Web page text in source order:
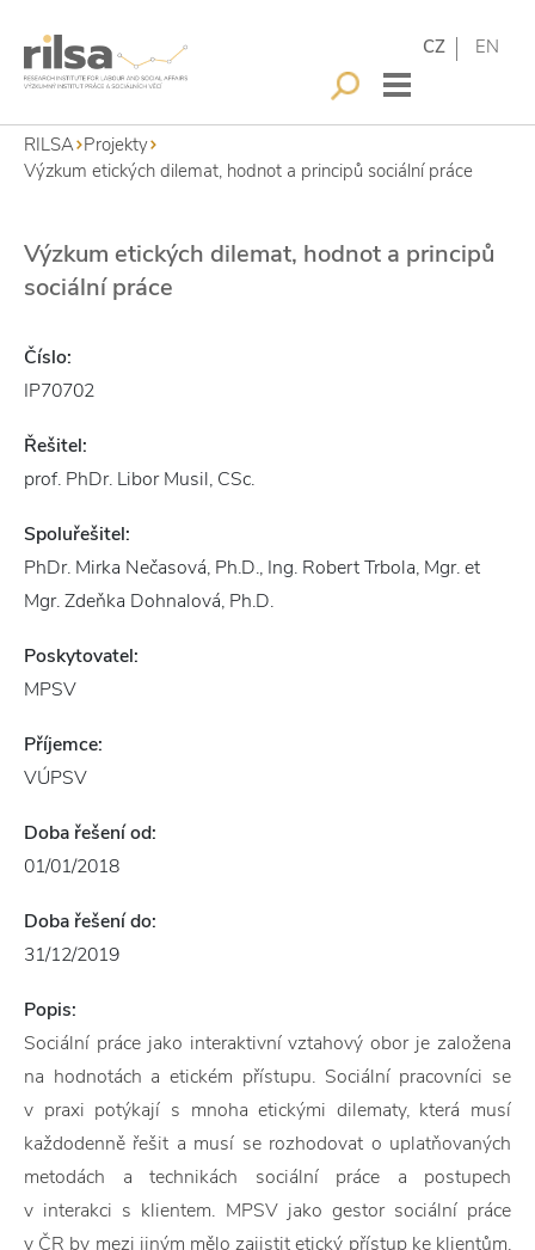
CZ EN
RILSA Projekty
Výzkum etických dilemat, hodnot a principů sociální práce
Výzkum etických dilemat, hodnot a principů
sociální práce
Číslo:
IP70702
Řešitel:
prof. PhDr. Libor Musil, CSc.
Spoluřešitel:
PhDr. Mirka Nečasová, Ph.D., Ing. Robert Trbola, Mgr. et
Mgr. Zdeňka Dohnalová, Ph.D.
Poskytovatel:
MPSV
Příjemce:
VÚPSV
Doba řešení od:
01/01/2018
Doba řešení do:
31/12/2019
Popis:
Sociální práce jako interaktivní vztahový obor je založena
na hodnotách a etickém přístupu. Sociální pracovníci se
v praxi potýkají s mnoha etickými dilematy, která musí
každodenně řešit a musí se rozhodovat o uplatňovaných
metodách a technikách sociální práce a postupech
v interakci s klientem. MPSV jako gestor sociální práce
v ČR by mezi jiným mělo zajistit etický přístup ke klientům,